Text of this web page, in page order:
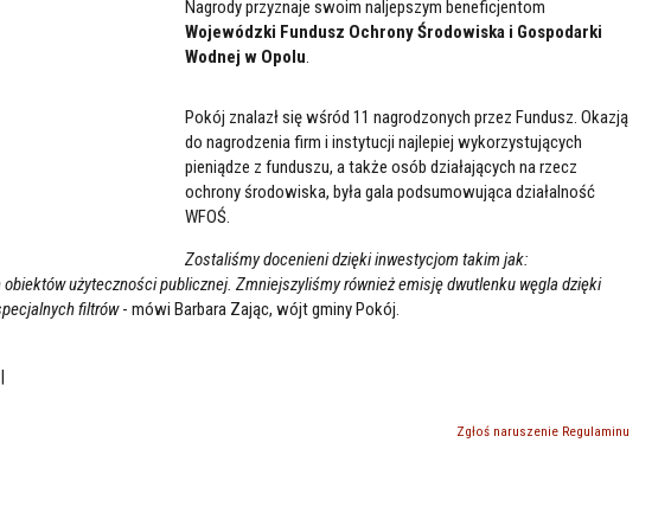
Nagrody przyznaje swoim naljepszym beneficjentom
Wojewódzki Fundusz Ochrony Środowiska i Gospodarki
Wodnej w Opolu
Pokój znalazł się wśród 11 nagrodzonych przez Fundusz. Okazją
do nagrodzenia firm i instytucji najlepiej wykorzystujących
pieniądze z funduszu, a także osób działających na rzecz
ochrony środowiska, była gala podsumowująca działalność
WFOŚ.
Zostaliśmy docenieni dzięki inwestycjom takim jak:
użyteczności publicznej. Zmniejszyliśmy również emisję dwutlenku węgla dzięki
filtrów- mówi Barbara Zając, wójt gminy Pokój.
|
Zgłoś naruszenie Regulaminu